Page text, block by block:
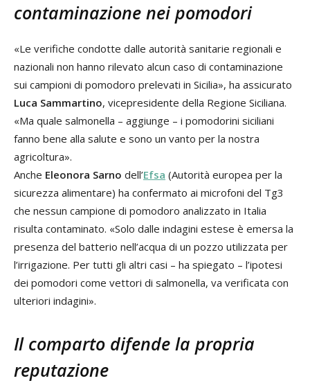
contaminazione nei pomodori
«Le verifiche condotte dalle autorità sanitarie regionali e
nazionali non hanno rilevato alcun caso di contaminazione
sui campioni di pomodoro prelevati in Sicilia», ha assicurato
Luca Sammartino, vicepresidente della Regione Siciliana.
«Ma quale salmonella – aggiunge – i pomodorini siciliani
fanno bene alla salute e sono un vanto per la nostra
agricoltura».
Anche Eleonora Sarno dell’Efsa (Autorità europea per la
sicurezza alimentare) ha confermato ai microfoni del Tg3
che nessun campione di pomodoro analizzato in Italia
risulta contaminato. «Solo dalle indagini estese è emersa la
presenza del batterio nell’acqua di un pozzo utilizzata per
l’irrigazione. Per tutti gli altri casi – ha spiegato – l’ipotesi
dei pomodori come vettori di salmonella, va verificata con
ulteriori indagini».
Il comparto difende la propria
reputazione